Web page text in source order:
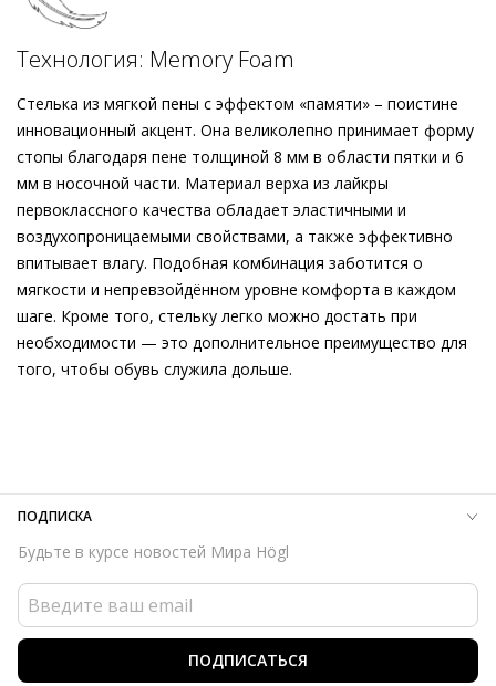
Технология: Memory Foam
Стелька из мягкой пены с эффектом «памяти» – поистине
инновационный акцент. Она великолепно принимает форму
стопы благодаря пене толщиной 8 мм в области пятки и 6
мм в носочной части. Материал верха из лайкры
первоклассного качества обладает эластичными и
воздухопроницаемыми свойствами, а также эффективно
впитывает влагу. Подобная комбинация заботится о
мягкости и непревзойдённом уровне комфорта в каждом
шаге. Кроме того, стельку легко можно достать при
необходимости — это дополнительное преимущество для
того, чтобы обувь служила дольше.
финишем и водоотталкивающей отделкой (Gore-Tex)
Материал подошвы Термопластичный полиуретан (TPU),
этиленвинилацетат (ЭВА), термопластичная резина (ТПР)
Температурный режим
Высота каблука 30 мм
Без каблука
ПОДПИСКА
Будьте в курсе новостей Мира Högl
ПОДПИСАТЬСЯ